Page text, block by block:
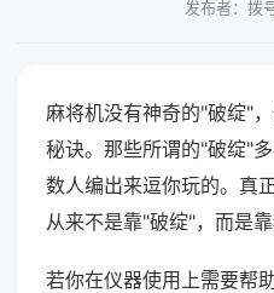
发布者：拨
麻将机没有神奇的"破绽"
秘诀。那些所谓的"破绽"
数人编出来逗你玩的。真
从来不是靠"破绽"，而是靠
若你在仪器使用上需要帮